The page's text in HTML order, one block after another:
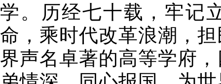
学。历经七十载，牢记
命，乘时代改革浪潮，
界声名卓著的高等学府